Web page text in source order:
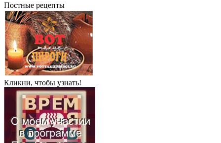
Постные рецепты
Кликни, чтобы узнать!